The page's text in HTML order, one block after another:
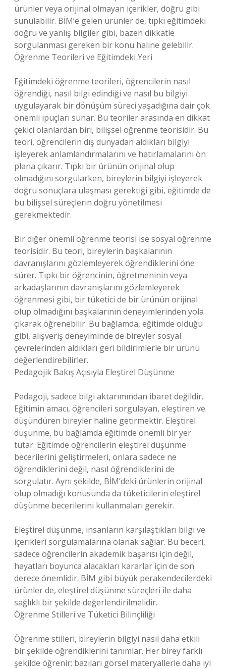
ürünler veya orijinal olmayan içerikler, doğru gibi
sunulabilir. BİM’e gelen ürünler de, tıpkı eğitimdeki
doğru ve yanlış bilgiler gibi, bazen dikkatle
sorgulanması gereken bir konu haline gelebilir.
Öğrenme Teorileri ve Eğitimdeki Yeri
Eğitimdeki öğrenme teorileri, öğrencilerin nasıl
öğrendiği, nasıl bilgi edindiği ve nasıl bu bilgiyi
uygulayarak bir dönüşüm süreci yaşadığına dair çok
önemli ipuçları sunar. Bu teoriler arasında en dikkat
çekici olanlardan biri, bilişsel öğrenme teorisidir. Bu
teori, öğrencilerin dış dünyadan aldıkları bilgiyi
işleyerek anlamlandırmalarını ve hatırlamalarını ön
plana çıkarır. Tıpkı bir ürünün orijinal olup
olmadığını sorgularken, bireylerin bilgiyi işleyerek
doğru sonuçlara ulaşması gerektiği gibi, eğitimde de
bu bilişsel süreçlerin doğru yönetilmesi
gerekmektedir.
Bir diğer önemli öğrenme teorisi ise sosyal öğrenme
teorisidir. Bu teori, bireylerin başkalarının
davranışlarını gözlemleyerek öğrendiklerini öne
sürer. Tıpkı bir öğrencinin, öğretmeninin veya
arkadaşlarının davranışlarını gözlemleyerek
öğrenmesi gibi, bir tüketici de bir ürünün orijinal
olup olmadığını başkalarının deneyimlerinden yola
çıkarak öğrenebilir. Bu bağlamda, eğitimde olduğu
gibi, alışveriş deneyiminde de bireyler sosyal
çevrelerinden aldıkları geri bildirimlerle bir ürünü
değerlendirebilirler.
Pedagojik Bakış Açısıyla Eleştirel Düşünme
Pedagoji, sadece bilgi aktarımından ibaret değildir.
Eğitimin amacı, öğrencileri sorgulayan, eleştiren ve
düşündüren bireyler haline getirmektir. Eleştirel
düşünme, bu bağlamda eğitimde önemli bir yer
tutar. Eğitimde öğrencilerin eleştirel düşünme
becerilerini geliştirmeleri, onlara sadece ne
öğrendiklerini değil, nasıl öğrendiklerini de
sorgulatır. Aynı şekilde, BİM’deki ürünlerin orijinal
olup olmadığı konusunda da tüketicilerin eleştirel
düşünme becerilerini kullanmaları gerekir.
Eleştirel düşünme, insanların karşılaştıkları bilgi ve
içerikleri sorgulamalarına olanak sağlar. Bu beceri,
sadece öğrencilerin akademik başarısı için değil,
hayatları boyunca alacakları kararlar için de son
derece önemlidir. BİM gibi büyük perakendecilerdeki
ürünler de, eleştirel düşünme süreçleri ile daha
sağlıklı bir şekilde değerlendirilmelidir.
Öğrenme Stilleri ve Tüketici Bilinçliliği
Öğrenme stilleri, bireylerin bilgiyi nasıl daha etkili
bir şekilde öğrendiklerini tanımlar. Her birey farklı
şekilde öğrenir; bazıları görsel materyallerle daha iyi